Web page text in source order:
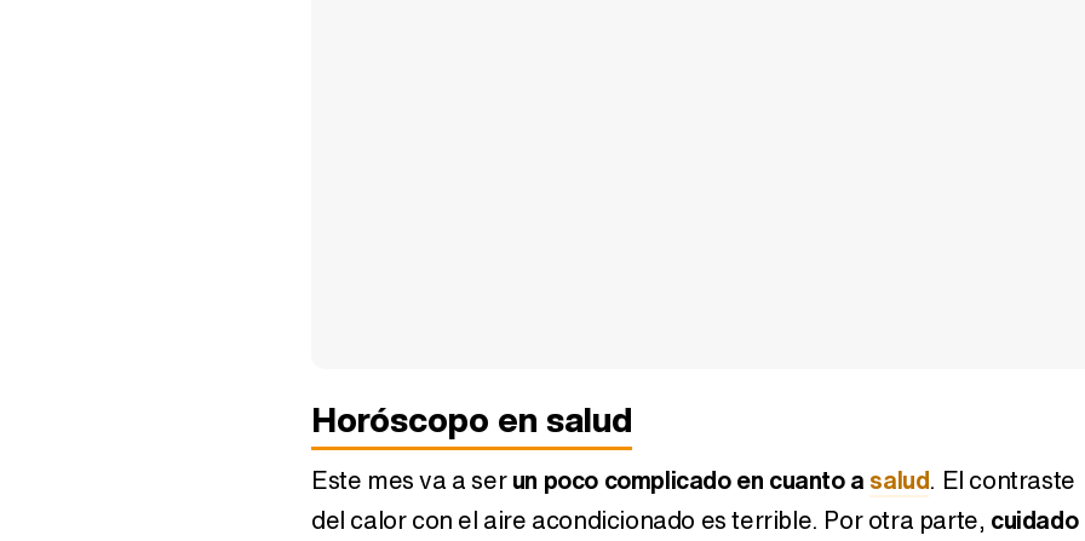
Horóscopo en salud
Este mes va a serun poco complicado en cuanto asalud. El contraste
del calor con el aire acondicionado es terrible. Por otra parte, cuidado